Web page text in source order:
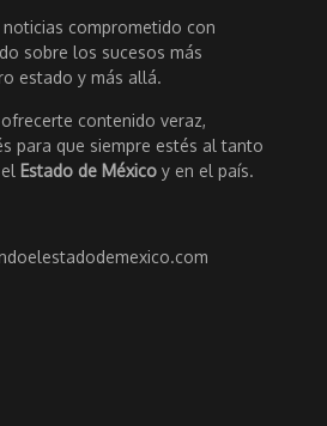
comprometido con
sobre los sucesos más
estado y más allá.
contenido veraz,
para que siempre estés al tanto
Estado de México y en el país.